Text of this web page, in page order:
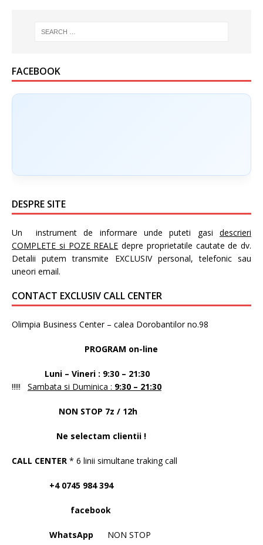
FACEBOOK
DESPRE SITE
Un instrument de informare unde puteti gasi descrieri
COMPLETE si POZE REALE depre proprietatile cautate de dv.
Detalii putem transmite EXCLUSIV personal, telefonic sau
uneori email.
CONTACT EXCLUSIV CALL CENTER
Olimpia Business Center – calea Dorobantilor no.98
PROGRAM on-line
Luni – Vineri : 9:30 – 21:30
!!!!! Sambata si Duminica : 9:30 – 21:30
NON STOP 7z / 12h
Ne selectam clientii !
CALL CENTER * 6 linii simultane traking call
+4 0745 984 394
facebook
WhatsApp NON STOP